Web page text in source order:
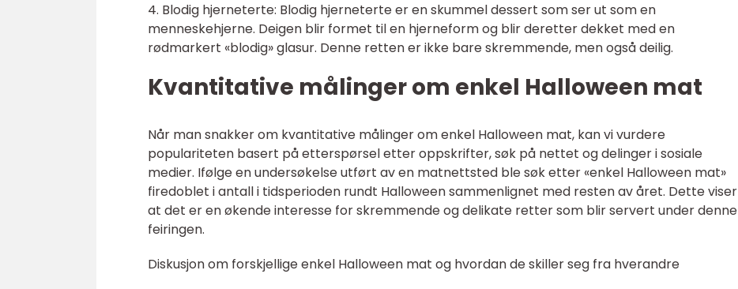
4. Blodig hjerneterte: Blodig hjerneterte er en skummel dessert som ser ut som en
menneskehjerne. Deigen blir formet til en hjerneform og blir deretter dekket med en
rødmarkert «blodig» glasur. Denne retten er ikke bare skremmende, men også deilig.
Kvantitative målinger om enkel Halloween mat
Når man snakker om kvantitative målinger om enkel Halloween mat, kan vi vurdere
populariteten basert på etterspørsel etter oppskrifter, søk på nettet og delinger i sosiale
medier. Ifølge en undersøkelse utført av en matnettsted ble søk etter «enkel Halloween mat»
firedoblet i antall i tidsperioden rundt Halloween sammenlignet med resten av året. Dette viser
at det er en økende interesse for skremmende og delikate retter som blir servert under denne
feiringen.
Diskusjon om forskjellige enkel Halloween mat og hvordan de skiller seg fra hverandre